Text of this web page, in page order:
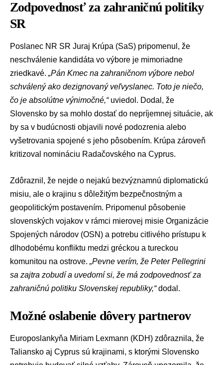
Zodpovednosť za zahraničnú politiky
SR
Poslanec NR SR Juraj Krúpa (SaS) pripomenul, že
neschválenie kandidáta vo výbore je mimoriadne
zriedkavé. „Pán Kmec na zahraničnom výbore nebol
schválený ako dezignovaný veľvyslanec. Toto je niečo,
čo je absolútne výnimočné,“uviedol. Dodal, že
Slovensko by sa mohlo dostať do nepríjemnej situácie, ak
by sa v budúcnosti objavili nové podozrenia alebo
vyšetrovania spojené s jeho pôsobením. Krúpa zároveň
kritizoval nomináciu Radačovského na Cyprus.
Zdôraznil, že nejde o nejakú bezvýznamnú diplomatickú
misiu, ale o krajinu s dôležitým bezpečnostným a
geopolitickým postavením. Pripomenul pôsobenie
slovenských vojakov v rámci mierovej misie Organizácie
Spojených národov (OSN) a potrebu citlivého prístupu k
dlhodobému konfliktu medzi gréckou a tureckou
komunitou na ostrove. „Pevne verím, že Peter Pellegrini
sa zajtra zobudí a uvedomí si, že má zodpovednosť za
zahraničnú politiku Slovenskej republiky,“dodal.
Možné oslabenie dôvery partnerov
Europoslankyňa Miriam Lexmann (KDH) zdôraznila, že
Taliansko aj Cyprus sú krajinami, s ktorými Slovensko